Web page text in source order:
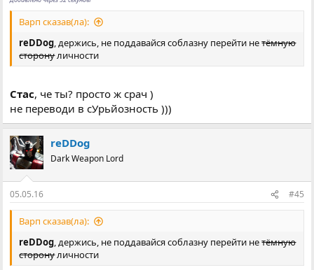
Варп сказав(ла):
reDDog, держись, не поддавайся соблазну перейти нетёмную
сторонуличности
Стас, че ты? просто ж срач )
не переводи в сУрьйозность )))
reDDog
Dark Weapon Lord
05.05.16 #45
Варп сказав(ла):
reDDog, держись, не поддавайся соблазну перейти нетёмную
сторонуличности